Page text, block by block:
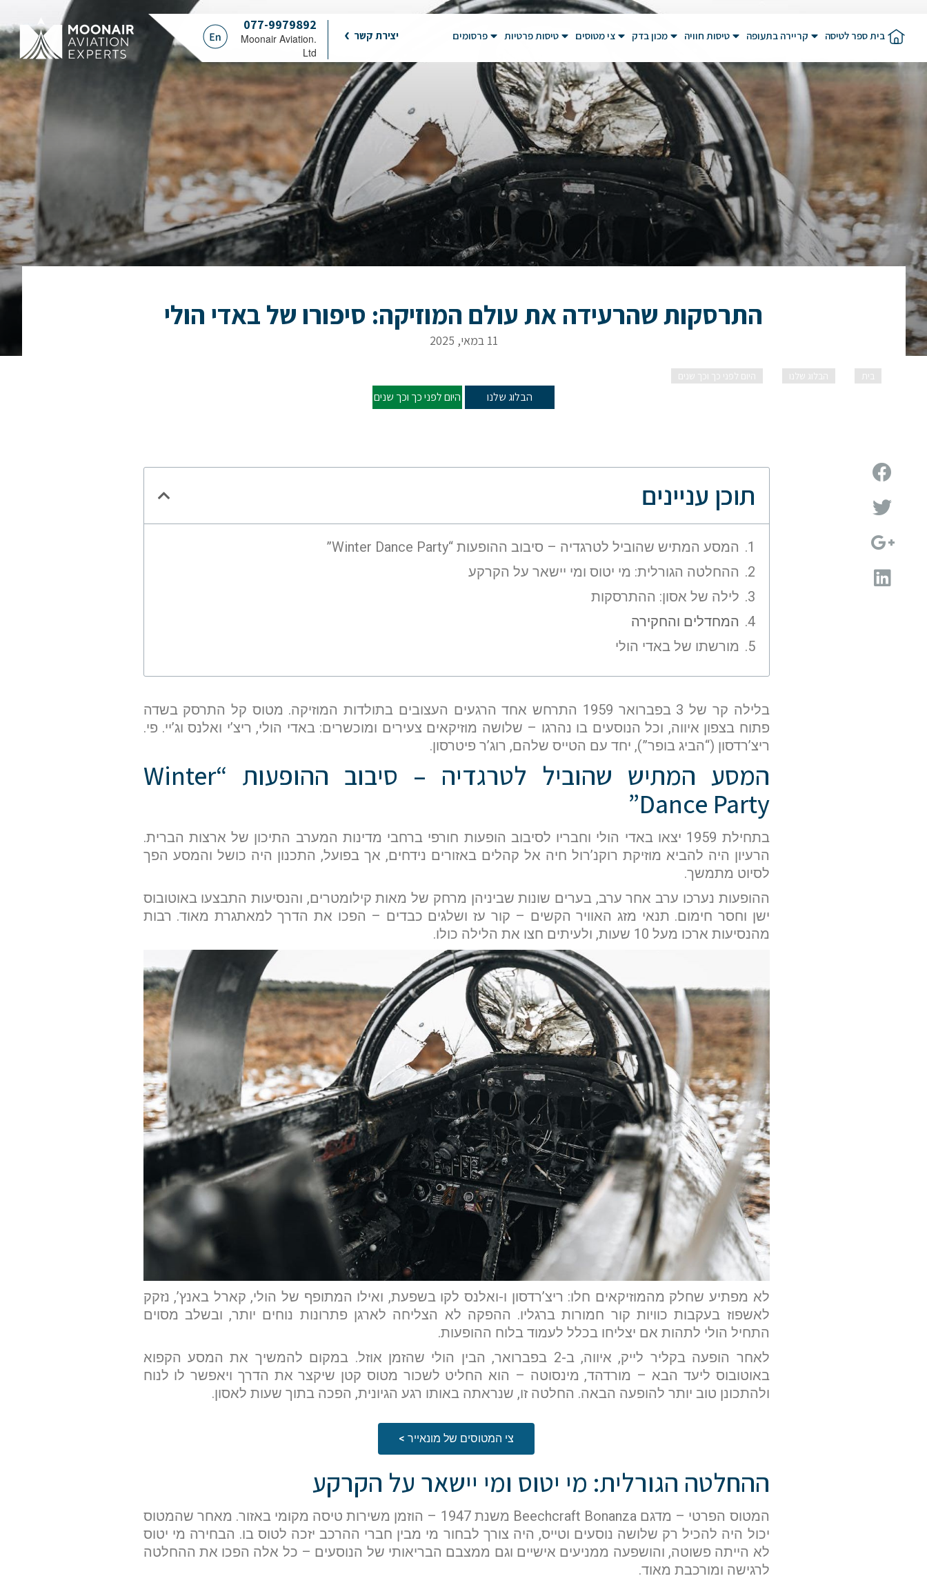
בית ספר לטיסה קריירה בתעופה טיסות חוויה מכון בדק צי מטוסים טיסות פרטיות פרסומים יצירת קשר
077-9979892
.Moonair Aviation
Ltd
התרסקות שהרעידה את עולם המוזיקה: סיפורו של באדי הולי
11 במאי, 2025
בית הבלוג שלנו היום לפני כך וכך שנים
הבלוג שלנו היום לפני כך וכך שנים
תוכן עניינים
המסע המתיש שהוביל לטרגדיה – סיבוב ההופעות “Winter Dance Party”
ההחלטה הגורלית: מי יטוס ומי יישאר על הקרקע
לילה של אסון: ההתרסקות
המחדלים והחקירה
מורשתו של באדי הולי
בלילה קר של 3 בפברואר 1959 התרחש אחד הרגעים העצובים בתולדות המוזיקה. מטוס קל התרסק בשדה
פתוח בצפון איווה, וכל הנוסעים בו נהרגו – שלושה מוזיקאים צעירים ומוכשרים: באדי הולי, ריצ’י ואלנס וג’יי. פי.
ריצ’רדסון (“הביג בופר”), יחד עם הטייס שלהם, רוג’ר פיטרסון.
המסע המתיש שהוביל לטרגדיה – סיבוב ההופעות “Winter
Dance Party”
בתחילת 1959 יצאו באדי הולי וחבריו לסיבוב הופעות חורפי ברחבי מדינות המערב התיכון של ארצות הברית.
הרעיון היה להביא מוזיקת רוקנ’רול חיה אל קהלים באזורים נידחים, אך בפועל, התכנון היה כושל והמסע הפך
לסיוט מתמשך.
ההופעות נערכו ערב אחר ערב, בערים שונות שביניהן מרחק של מאות קילומטרים, והנסיעות התבצעו באוטובוס
ישן וחסר חימום. תנאי מזג האוויר הקשים – קור עז ושלגים כבדים – הפכו את הדרך למאתגרת מאוד. רבות
מהנסיעות ארכו מעל 10 שעות, ולעיתים חצו את הלילה כולו.
לא מפתיע שחלק מהמוזיקאים חלו: ריצ’רדסון ו-ואלנס לקו בשפעת, ואילו המתופף של הולי, קארל באנץ’, נזקק
לאשפוז בעקבות כוויות קור חמורות ברגליו. ההפקה לא הצליחה לארגן פתרונות נוחים יותר, ובשלב מסוים
התחיל הולי לתהות אם יצליחו בכלל לעמוד בלוח ההופעות.
לאחר הופעה בקליר לייק, איווה, ב-2 בפברואר, הבין הולי שהזמן אוזל. במקום להמשיך את המסע הקפוא
באוטובוס ליעד הבא – מורדהד, מינסוטה – הוא החליט לשכור מטוס קטן שיקצר את הדרך ויאפשר לו לנוח
ולהתכונן טוב יותר להופעה הבאה. החלטה זו, שנראתה באותו רגע הגיונית, הפכה בתוך שעות לאסון.
צי המטוסים של מונאייר >
ההחלטה הגורלית: מי יטוס ומי יישאר על הקרקע
המטוס הפרטי – מדגם Beechcraft Bonanza משנת 1947 – הוזמן משירות טיסה מקומי באזור. מאחר שהמטוס
יכול היה להכיל רק שלושה נוסעים וטייס, היה צורך לבחור מי מבין חברי ההרכב יזכה לטוס בו. הבחירה מי יטוס
לא הייתה פשוטה, והושפעה ממניעים אישיים וגם ממצבם הבריאותי של הנוסעים – כל אלה הפכו את ההחלטה
לרגישה ומורכבת מאוד.
אם הגעתם לפה,
נשמח לשוחח אתכם, לענות על כל שאלה
התעופה. השאירו לנו פרטים ונחזור אליכם.
שם פרטי שם משפחה
הערות ושאלות